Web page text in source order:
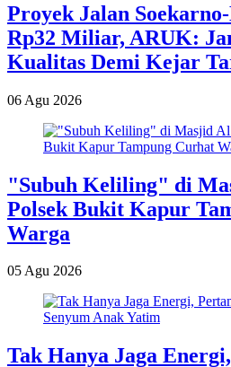
Proyek Jalan
Rp32 Miliar, ARUK:
Kualitas Demi Kejar
06 Agu 2026
"Subuh Keliling" di
Polsek Bukit Kapur
Warga
05 Agu 2026
Tak Hanya Jaga